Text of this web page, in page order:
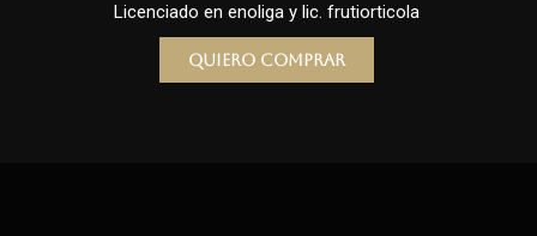
Licenciado en enoliga y lic. frutiorticola
Quiero comprar